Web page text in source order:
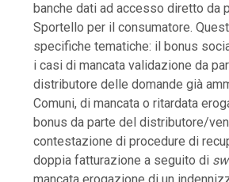
banche dati ad accesso diretto da
Sportello per il consumatore.
specifiche tematiche: il bonus
i casi di mancata validazione da
distributore delle domande già
Comuni, di mancata o ritardata
bonus da parte del distributore/
contestazione di procedure di
doppia fatturazione a seguito di